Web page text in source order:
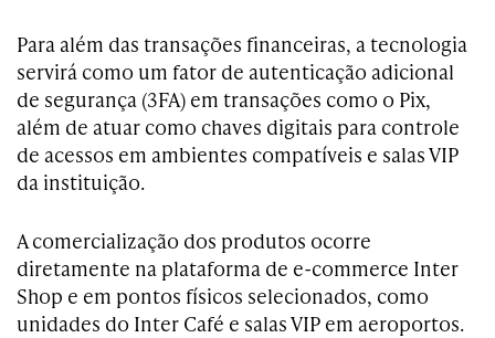
Para além das transações financeiras, a tecnologia
servirá como um fator de autenticação adicional
de segurança (3FA) em transações como o Pix,
além de atuar como chaves digitais para controle
de acessos em ambientes compatíveis e salas VIP
da instituição.
A comercialização dos produtos ocorre
diretamente na plataforma de e-commerce Inter
Shop e em pontos físicos selecionados, como
unidades do Inter Café e salas VIP em aeroportos.